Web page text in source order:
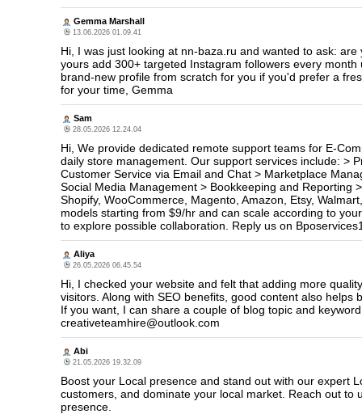
Gemma Marshall
13.06.2026 01.09.41
Hi, I was just looking at nn-baza.ru and wanted to ask:
yours add 300+ targeted Instagram followers every
brand-new profile from scratch for you if you'd prefer a
for your time, Gemma
Sam
28.05.2026 12.24.04
Hi, We provide dedicated remote support teams for E-
daily store management. Our support services include: >
Customer Service via Email and Chat > Marketplace
Social Media Management > Bookkeeping and Reporting
Shopify, WooCommerce, Magento, Amazon, Etsy,
models starting from $9/hr and can scale according to
to explore possible collaboration. Reply us on
Aliya
26.05.2026 06.45.54
Hi, I checked your website and felt that adding more
visitors. Along with SEO benefits, good content also
If you want, I can share a couple of blog topic and
creativeteamhire@outlook.com
Abi
21.05.2026 19.32.09
Boost your Local presence and stand out with our expert
customers, and dominate your local market. Reach out
presence.